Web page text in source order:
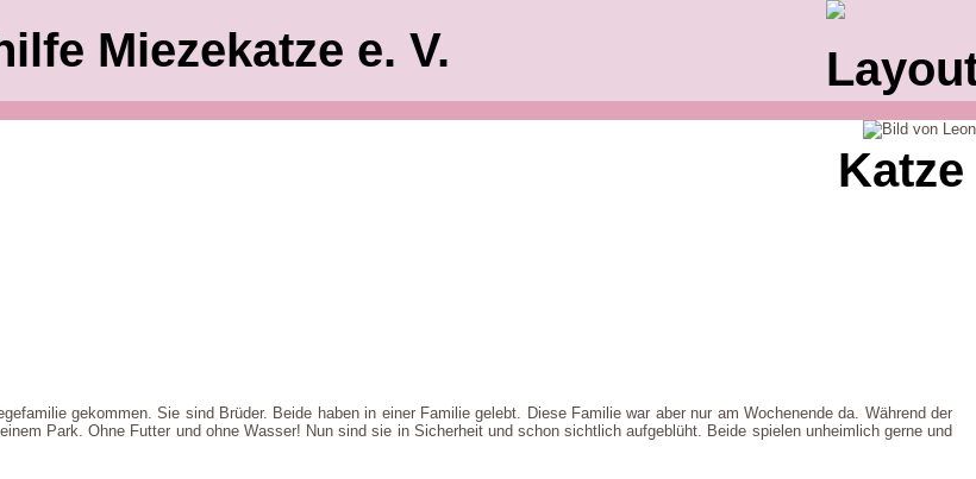
Miezekatze e. V.
gekommen. Sie sind Brüder. Beide haben in einer Familie gelebt. Diese Familie war aber nur am Wochenende da. Während der
Park. Ohne Futter und ohne Wasser! Nun sind sie in Sicherheit und schon sichtlich aufgeblüht. Beide spielen unheimlich gerne und